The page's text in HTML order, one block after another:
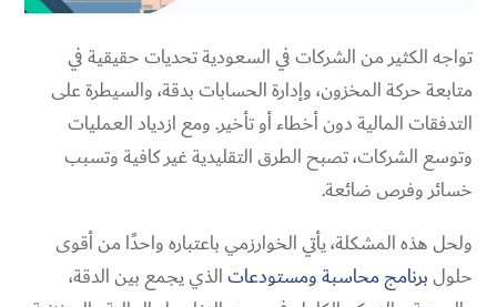
تواجه الكثير من الشركات في السعودية تحديات حقيقية في
متابعة حركة المخزون، وإدارة الحسابات بدقة، والسيطرة على
التدفقات المالية دون أخطاء أو تأخير. ومع ازدياد العمليات
وتوسع الشركات، تصبح الطرق التقليدية غير كافية وتسبب
خسائر وفرص ضائعة.
ولحل هذه المشكلة، يأتي الخوارزمي باعتباره واحدًا من أقوى
حلولبرنامج محاسبة ومستودعاتالذي يجمع بين الدقة،